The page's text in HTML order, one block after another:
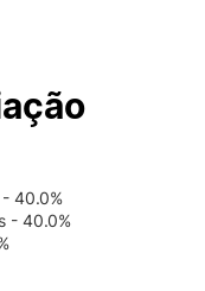
40.0%
- 40.0%